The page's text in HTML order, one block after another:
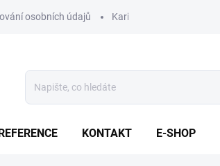
osobních údajů Kariéra
KONTAKT E-SHOP